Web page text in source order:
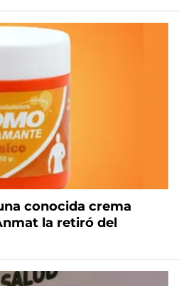
conocida crema
la retiró del